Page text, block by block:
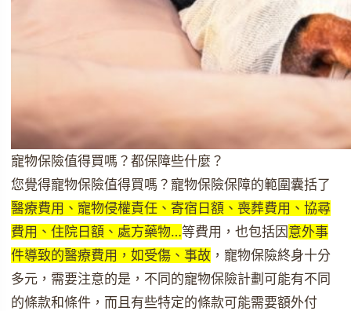
寵物保險值得買嗎？都保障些什麼？
您覺得寵物保險值得買嗎？寵物保險保障的範圍囊括了
醫療費用、寵物侵權責任、寄宿日額、喪葬費用、協尋
費用、住院日額、處方藥物…等費用，也包括因意外事
件導致的醫療費用，如受傷、事故 ，寵物保險終身十分
多元，需要注意的是，不同的寵物保險計劃可能有不同
的條款和條件，而且有些特定的條款可能需要額外付